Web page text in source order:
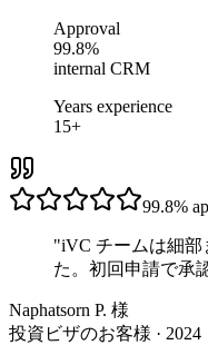
Approval
99.8%
internal CRM
Years experience
15+
99.8%
"iVC チームは細部
た。初回申請で承
Naphatsorn P. 様
投資ビザのお客様 · 2024